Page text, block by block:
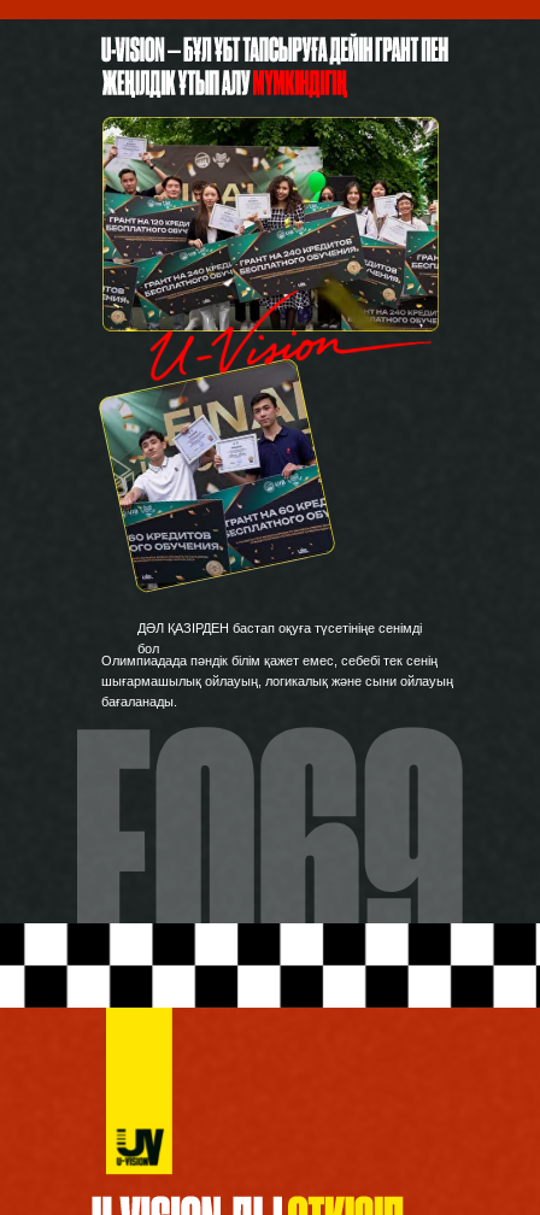
Олимпиадада пәндік білім қажет емес, себебі тек сенің
шығармашылық ойлауың, логикалық және сыни ойлауың
бағаланады.
ДӘЛ ҚАЗІРДЕН бастап оқуға түсетініңе сенімді
бол